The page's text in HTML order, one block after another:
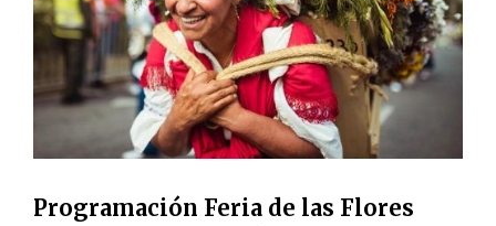
Programación Feria de las Flores